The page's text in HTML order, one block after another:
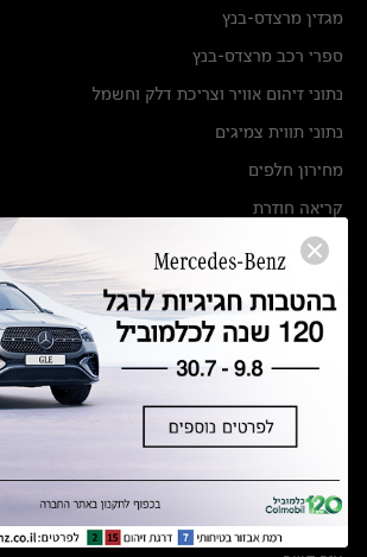
מגזין מרצדס-בנץ
ספרי רכב מרצדס-בנץ
נתוני זיהום אוויר וצריכת דלק וחשמל
נתוני תווית צמיגים
מחירון חלפים
קריאה חוזרת
הודעה על הטבות לרכבי מרצדס בהסדר פשרה בתצ 56447-02-19
תקנון ימי מכירות 120 לכלמוביל
מצאו אותנו
אולמות תצוגה
מרכזי שירות